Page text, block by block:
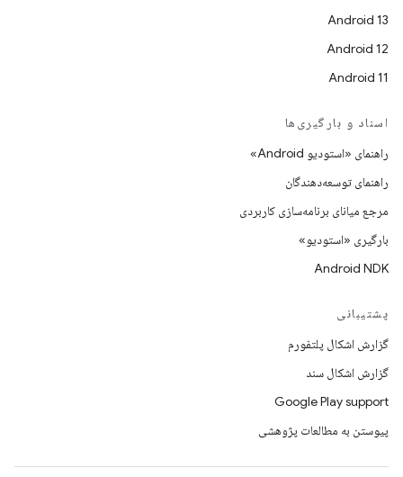
Android 13
Android 12
Android 11
اسناد و بارگیری‌ها
راهنمای «استودیو Android»
راهنمای توسعه‌دهندگان
مرجع میانای برنامه‌سازی کاربردی
بارگیری «استودیو»
Android NDK
پشتیبانی
گزارش اشکال پلتفورم
گزارش اشکال سند
Google Play support
پیوستن به مطالعات پژوهشی